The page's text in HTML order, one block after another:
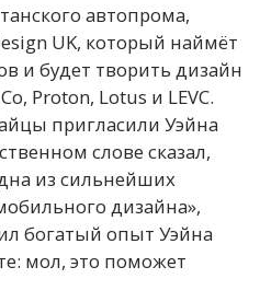
автопрома,
UK, который наймёт
и будет творить дизайн
Proton, Lotus и LEVC.
пригласили Уэйна
слове сказал,
из сильнейших
дизайна»,
богатый опыт Уэйна
мол, это поможет